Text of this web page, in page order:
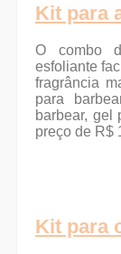
Kit para
O combo
esfoliante
fragrância
para
barbear, gel
preço de R$
Kit para